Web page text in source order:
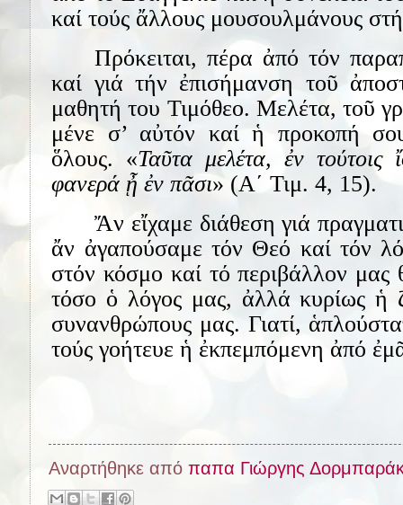
καί τούς ἄλλους μουσουλμάνους
Πρόκειται, πέρα ἀπό τόν
καί γιά τήν ἐπισήμανση τοῦ
μαθητή του Τιμόθεο. Μελέτα, τοῦ
μένε σ’ αὐτόν καί ἡ προκοπή
ὅλους. «Ταῦτα μελέτα, ἐν
φανερά ᾖ ἐν πᾶσι» (Α΄ Τιμ. 4, 15).
Ἄν εἴχαμε διάθεση γιά
ἄν ἀγαπούσαμε τόν Θεό καί τόν
στόν κόσμο καί τό περιβάλλον
τόσο ὁ λόγος μας, ἀλλά κυρίως ἡ
συνανθρώπους μας. Γιατί,
τούς γοήτευε ἡ ἐκπεμπόμενη ἀπό
Αναρτήθηκε από παπα Γιώργης